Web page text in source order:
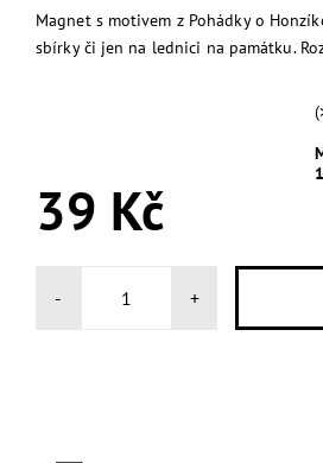
Magnet s motivem z Pohádky o
sbírky či jen na lednici na památku.
39 Kč
- +